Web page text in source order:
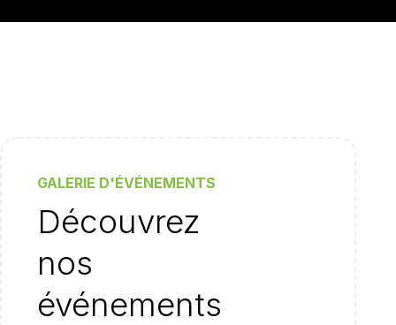
GALERIE D'ÉVÉNEMENTS
Découvrez
nos
événements